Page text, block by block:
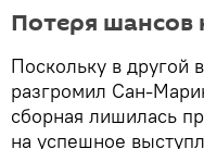
Потеря шансов
Поскольку в другой
разгромил Сан-
сборная лишилась
на успешное